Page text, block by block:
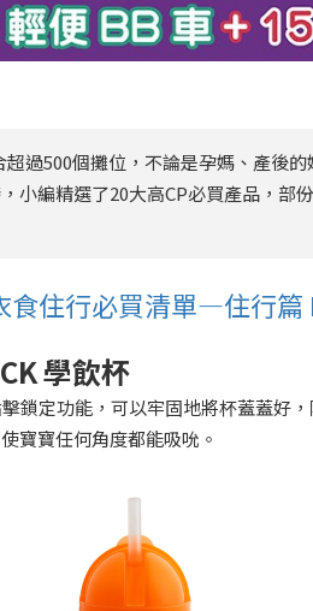
過500個攤位，不論是孕媽、產後
小編精選了20大高CP必買產品，部
食住行必買清單—住行篇
學飲杯
鎖定功能，可以牢固地將杯蓋蓋好
寶寶任何角度都能吸吮。